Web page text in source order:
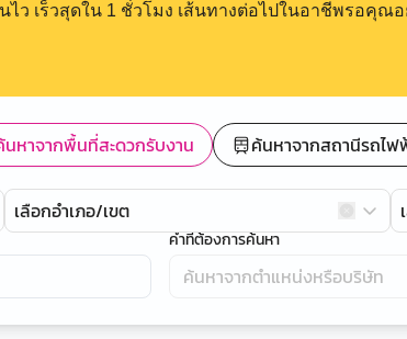
ไว เร็วสุดใน 1 ชั่วโมง เส้นทางต่อไปในอาชีพรอคุณอ
นหาจากพื้นที่สะดวกรับงาน ค้นหาจากสถานีรถไฟ
เลือกอำเภอ/เขต
คำที่ต้องการค้นหา